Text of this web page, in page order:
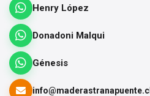
Henry López
Donadoni Malqui
Génesis
info@maderastranapuente.cl